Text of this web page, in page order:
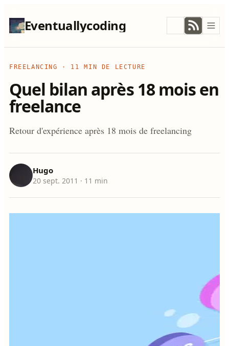
Eventuallycoding
FREELANCING · 11 MIN DE LECTURE
Quel bilan après 18 mois en
freelance
Retour d'expérience après 18 mois de freelancing
Hugo
20 sept. 2011 · 11 min